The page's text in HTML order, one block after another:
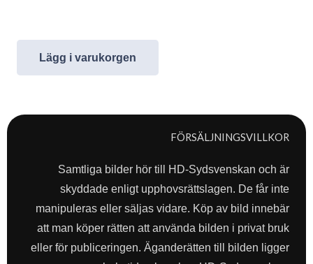
Lägg i varukorgen
FÖRSÄLJNINGSVILLKOR
Samtliga bilder hör till HD-Sydsvenskan och är
skyddade enligt upphovsrättslagen. De får inte
manipuleras eller säljas vidare. Köp av bild innebär
att man köper rätten att använda bilden i privat bruk
eller för publiceringen. Äganderätten till bilden ligger